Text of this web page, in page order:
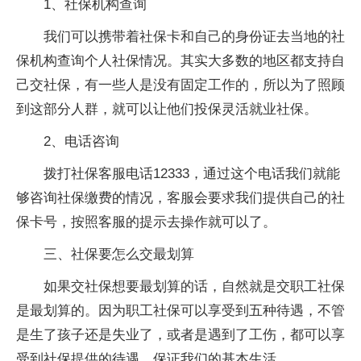
1、社保机构查询
我们可以携带着社保卡和自己的身份证去当地的社
保机构查询个人社保情况。其实大多数的地区都支持自
己交社保，有一些人是没有固定工作的，所以为了照顾
到这部分人群，就可以让他们投保灵活就业社保。
2、电话咨询
拨打社保客服电话12333，通过这个电话我们就能
够咨询社保缴费的情况，客服会要求我们提供自己的社
保卡号，按照客服的提示去操作就可以了。
三、社保要怎么交最划算
如果交社保想要最划算的话，自然就是交职工社保
是最划算的。因为职工社保可以享受到五种待遇，不管
是生了孩子还是失业了，或者是遇到了工伤，都可以享